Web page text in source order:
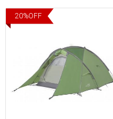
20%OFF